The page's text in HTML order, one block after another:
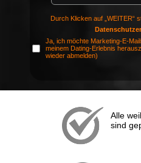
Durch Klicken auf „WEITER“
Ja, ich möchte Marketing-E-
meinem Dating-Erlebnis
wieder abmelden)
Alle
sind